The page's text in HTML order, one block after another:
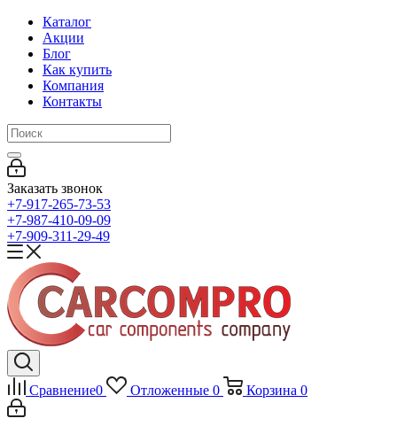
Каталог
Акции
Блог
Как купить
Компания
Контакты
Заказать звонок
+7-917-265-73-53
+7-987-410-09-09
+7-909-311-29-49
Сравнение0 Отложенные 0 Корзина 0